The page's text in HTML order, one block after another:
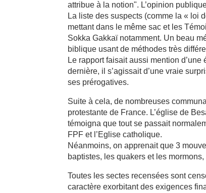
attribue à la notion". L’opinion
La liste des suspects (comme la « loi
mettant dans le même sac et les
Sokka Gakkaï notamment. Un beau
biblique usant de méthodes très
Le rapport faisait aussi mention
dernière, il s’agissait d’une vraie
ses prérogatives.
Suite à cela, de nombreuses
protestante de France. L’église de
témoigna que tout se passait
FPF et l’Eglise catholique.
Néanmoins, on apprenait que 3
baptistes, les quakers et les
Toutes les sectes recensées sont
caractère exorbitant des exigences